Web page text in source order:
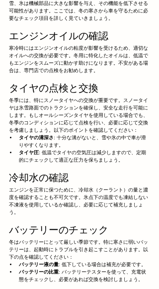
雪、氷は機械部品に大きな影響を与え、その機能を低下させる
可能性があります。ここでは、冬の寒さから車を守るために必
要なチェック項目を詳しく見ていきましょう。
エンジンオイルの確認
寒冷時にはエンジンオイルの粘度が影響を受けるため、適切な
オイルへの交換が必要です。冬用に特化したオイルは、低温で
もエンジンをスムーズに動かす助けになります。不安がある場
合は、専門店での点検をお勧めします。
タイヤの点検と交換
冬季には、特にスノータイヤへの交換が重要です。スノータイ
ヤは氷雪路面でのトラクションを確保し、安全な走行を可能に
します。もしオールシーズンタイヤを使用している場合でも、
冬季のコンディションに応じて点検を行い、必要に応じて交換
を考慮しましょう。以下のポイントを確認してください：
タイヤの溝深さ: 十分な溝がないと、雪や氷の中で車が滑
りやすくなります。
タイヤ圧: 低温でタイヤの空気圧は減少しますので、定期
的にチェックして適正な圧力を保ちましょう。
冷却水の確認
エンジンを正常に保つために、冷却水（クーラント）の量と濃
度を確認することも不可欠です。氷点下の温度でも凍結しない
不凍液を使用しているか確認し、必要に応じて補充しましょ
う。
バッテリーのチェック
冬はバッテリーにとって厳しい季節です。特に寒さに弱いバッ
テリーは、起動時にトラブルを引き起こすことがあります。以
下の点を確認してください：
バッテリー液の量: 低下している場合は補充が必要です。
バッテリーの比重: バッテリーテスターを使って、充電状
態をチェックし、必要があれば交換を検討しましょう。